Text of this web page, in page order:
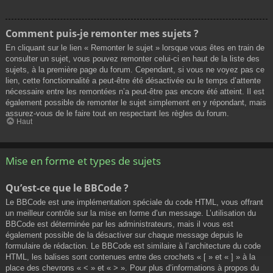
Comment puis-je remonter mes sujets ?
En cliquant sur le lien « Remonter le sujet » lorsque vous êtes en train de
consulter un sujet, vous pouvez remonter celui-ci en haut de la liste des
sujets, à la première page du forum. Cependant, si vous ne voyez pas ce
lien, cette fonctionnalité a peut-être été désactivée ou le temps d’attente
nécessaire entre les remontées n’a peut-être pas encore été atteint. Il est
également possible de remonter le sujet simplement en y répondant, mais
assurez-vous de le faire tout en respectant les règles du forum.
Haut
Mise en forme et types de sujets
Qu’est-ce que le BBCode ?
Le BBCode est une implémentation spéciale du code HTML, vous offrant
un meilleur contrôle sur la mise en forme d’un message. L’utilisation du
BBCode est déterminée par les administrateurs, mais il vous est
également possible de la désactiver sur chaque message depuis le
formulaire de rédaction. Le BBCode est similaire à l’architecture du code
HTML, les balises sont contenues entre des crochets « [ » et « ] » à la
place des chevrons « < » et « > ». Pour plus d’informations à propos du